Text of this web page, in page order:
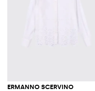
ERMANNO SCERVINO